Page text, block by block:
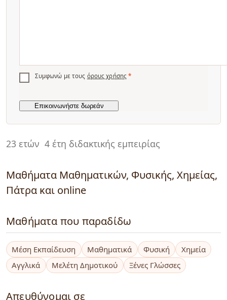
23 ετών 4 έτη διδακτικής εμπειρίας
Μαθήματα Μαθηματικών, Φυσικής, Χημείας,
Πάτρα και online
Μαθήματα που παραδίδω
Μέση Εκπαίδευση Μαθηματικά Φυσική
Χημεία
Αγγλικά
Μελέτη Δημοτικού Ξένες Γλώσσες
Απευθύνομαι σε
Συμφωνώ με τους όρους χρήσης *